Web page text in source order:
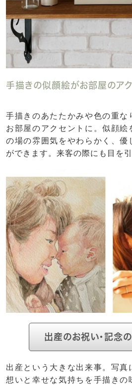
手描きの似顔絵がお部屋のア
手描きのあたたかみや色の重な
お部屋のアクセントに。似顔絵
の場の雰囲気をやわらかく、優
ができます。来客の際にも目を引
出産のお祝い・記
出産という大きな出来事。写真
想いと幸せな気持ちを手描きの